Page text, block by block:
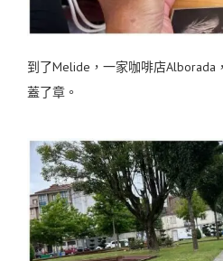
到了Melide，一家咖啡店Alborada
蓋了章。